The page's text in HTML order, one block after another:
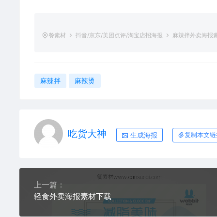
餐素材 抖音/京东/美团点评/淘宝店招海报 麻辣拌外卖海报
麻辣拌 麻辣烫
吃货大神 生成海报 复制本文
上一篇：
轻食外卖海报素材下载